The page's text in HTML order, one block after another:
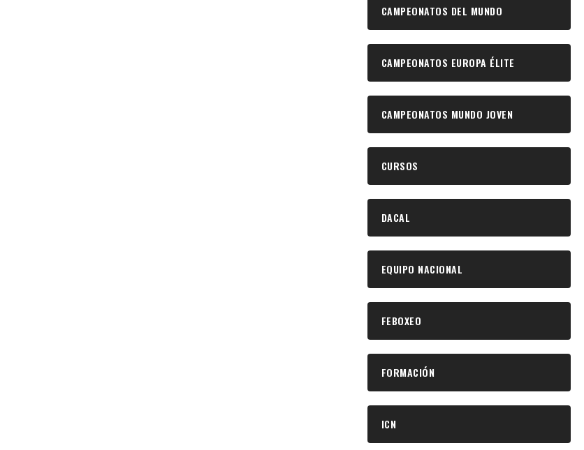
CAMPEONATOS DEL MUNDO
CAMPEONATOS EUROPA ÉLITE
CAMPEONATOS MUNDO JOVEN
CURSOS
DACAL
EQUIPO NACIONAL
FEBOXEO
FORMACIÓN
ICN